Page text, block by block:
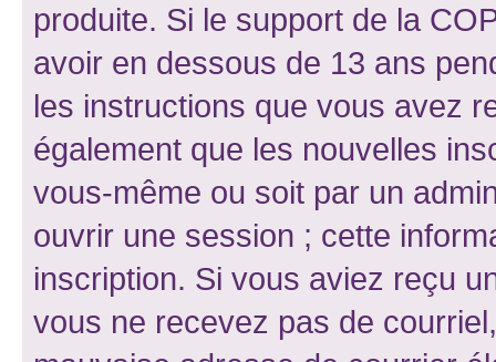
produite. Si le support de la
avoir en dessous de 13 ans
les instructions que vous avez
également que les nouvelles
vous-même ou soit par un
ouvrir une session ; cette
inscription. Si vous aviez reçu
vous ne recevez pas de